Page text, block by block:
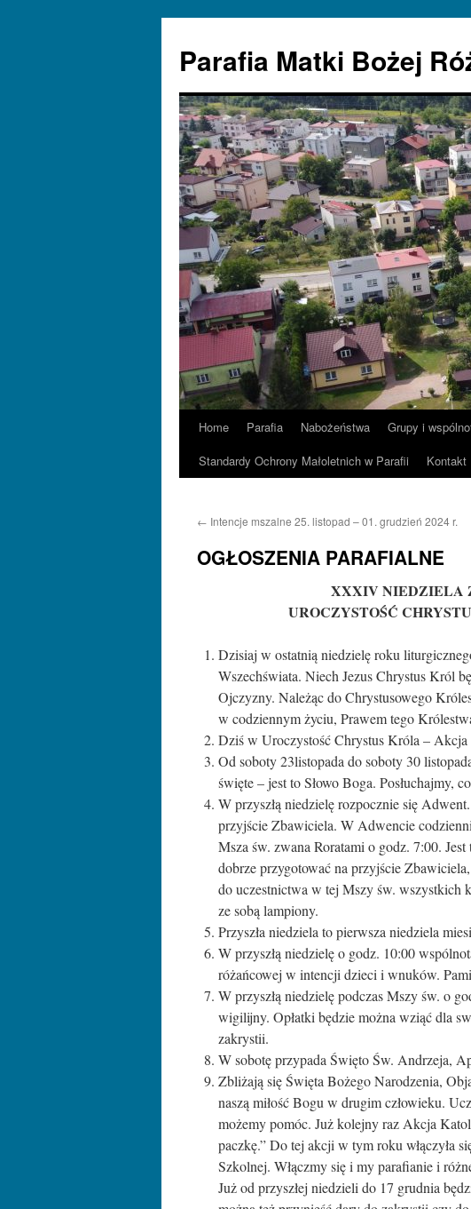
Parafia Matki Bożej
Home Parafia Nabożeństwa Grupy i
Standardy Ochrony Małoletnich w Parafii
Kontakt
← Intencje mszalne 25. listopad – 01. grudzień 2024 r.
OGŁOSZENIA PARAFIALNE
XXXIV NIEDZIELA
UROCZYSTOŚĆ
Dzisiaj w ostatnią niedzielę roku
Wszechświata. Niech Jezus Chrystus Król
Ojczyzny. Należąc do Chrystusowego
w codziennym życiu, Prawem tego
Dziś w Uroczystość Chrystus Króla –
Od soboty 23listopada do soboty 30
święte – jest to Słowo Boga. Posłuchajmy,
W przyszłą niedzielę rozpocznie się
przyjście Zbawiciela. W Adwencie
Msza św. zwana Roratami o godz. 7:00.
dobrze przygotować na przyjście
do uczestnictwa w tej Mszy św. wszystkich
ze sobą lampiony.
Przyszła niedziela to pierwsza niedziela
W przyszłą niedzielę o godz. 10:00
różańcowej w intencji dzieci i wnuków.
W przyszłą niedzielę podczas Mszy św. o
wigilijny. Opłatki będzie można wziąć dla
zakrystii.
W sobotę przypada Święto Św. Andrzeja,
Zbliżają się Święta Bożego Narodzenia,
naszą miłość Bogu w drugim człowieku.
możemy pomóc. Już kolejny raz Akcja
paczkę.” Do tej akcji w tym roku włączyła
Szkolnej. Włączmy się i my parafianie i
Już od przyszłej niedzieli do 17 grudnia